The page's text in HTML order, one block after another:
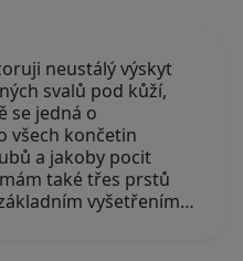
neustálý výskyt
svalů pod kůží,
se jedná o
všech končetin
a jakoby pocit
také třes prstů
vyšetřením…